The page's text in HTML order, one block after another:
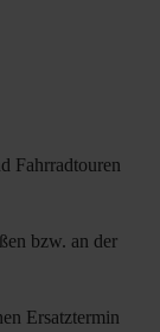
Fahrradtouren
bzw. an der
Ersatztermin